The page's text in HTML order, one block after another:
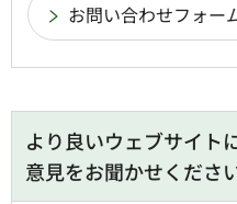
より良いウェブサイト
意見をお聞かせくださ